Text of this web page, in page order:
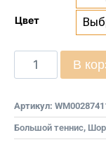
Цвет
В
Артикул:
Большой теннис,